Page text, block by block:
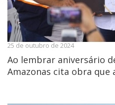
25 de outubro de 2024
Ao lembrar aniversário
Amazonas cita obra que